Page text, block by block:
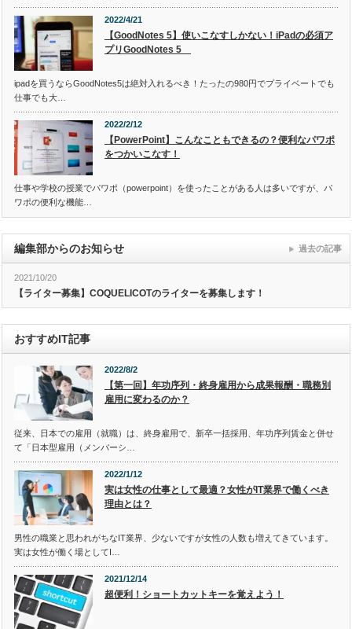
2022/4/21
【GoodNotes 5】使いこなすしかない！iPadの必須ア
プリGoodNotes 5
ipadを買うならGoodNotes5は絶対入れるべき！たったの980円でプライベートでも
仕事でも大…
2022/2/12
【PowerPoint】こんなこともできるの？便利なパワポ
をつかいこなす！
仕事や学校の授業でパワポ（powerpoint）を使ったことがある人は多いですが、パ
ワポの便利な機能…
編集部からのお知らせ
2021/10/20
【ライター募集】COQUELICOTのライターを募集します！
過去の記事
おすすめIT記事
2022/8/2
【第一回】年功序列・終身雇用から成果報酬・職務別
雇用に変わるのか？
従来、日本での雇用（就職）は、終身雇用で、新卒一括採用、年功序列賃金と併せ
て「日本型雇用（メンバーシ…
2022/1/12
実は女性の仕事として最適？女性がIT業界で働くべき
理由とは？
男性の職業と思われがちなIT業界、少ないですが女性の人数も増えてきています。
実は女性が働く場としてI…
2021/12/14
超便利！ショートカットキーを覚えよう！